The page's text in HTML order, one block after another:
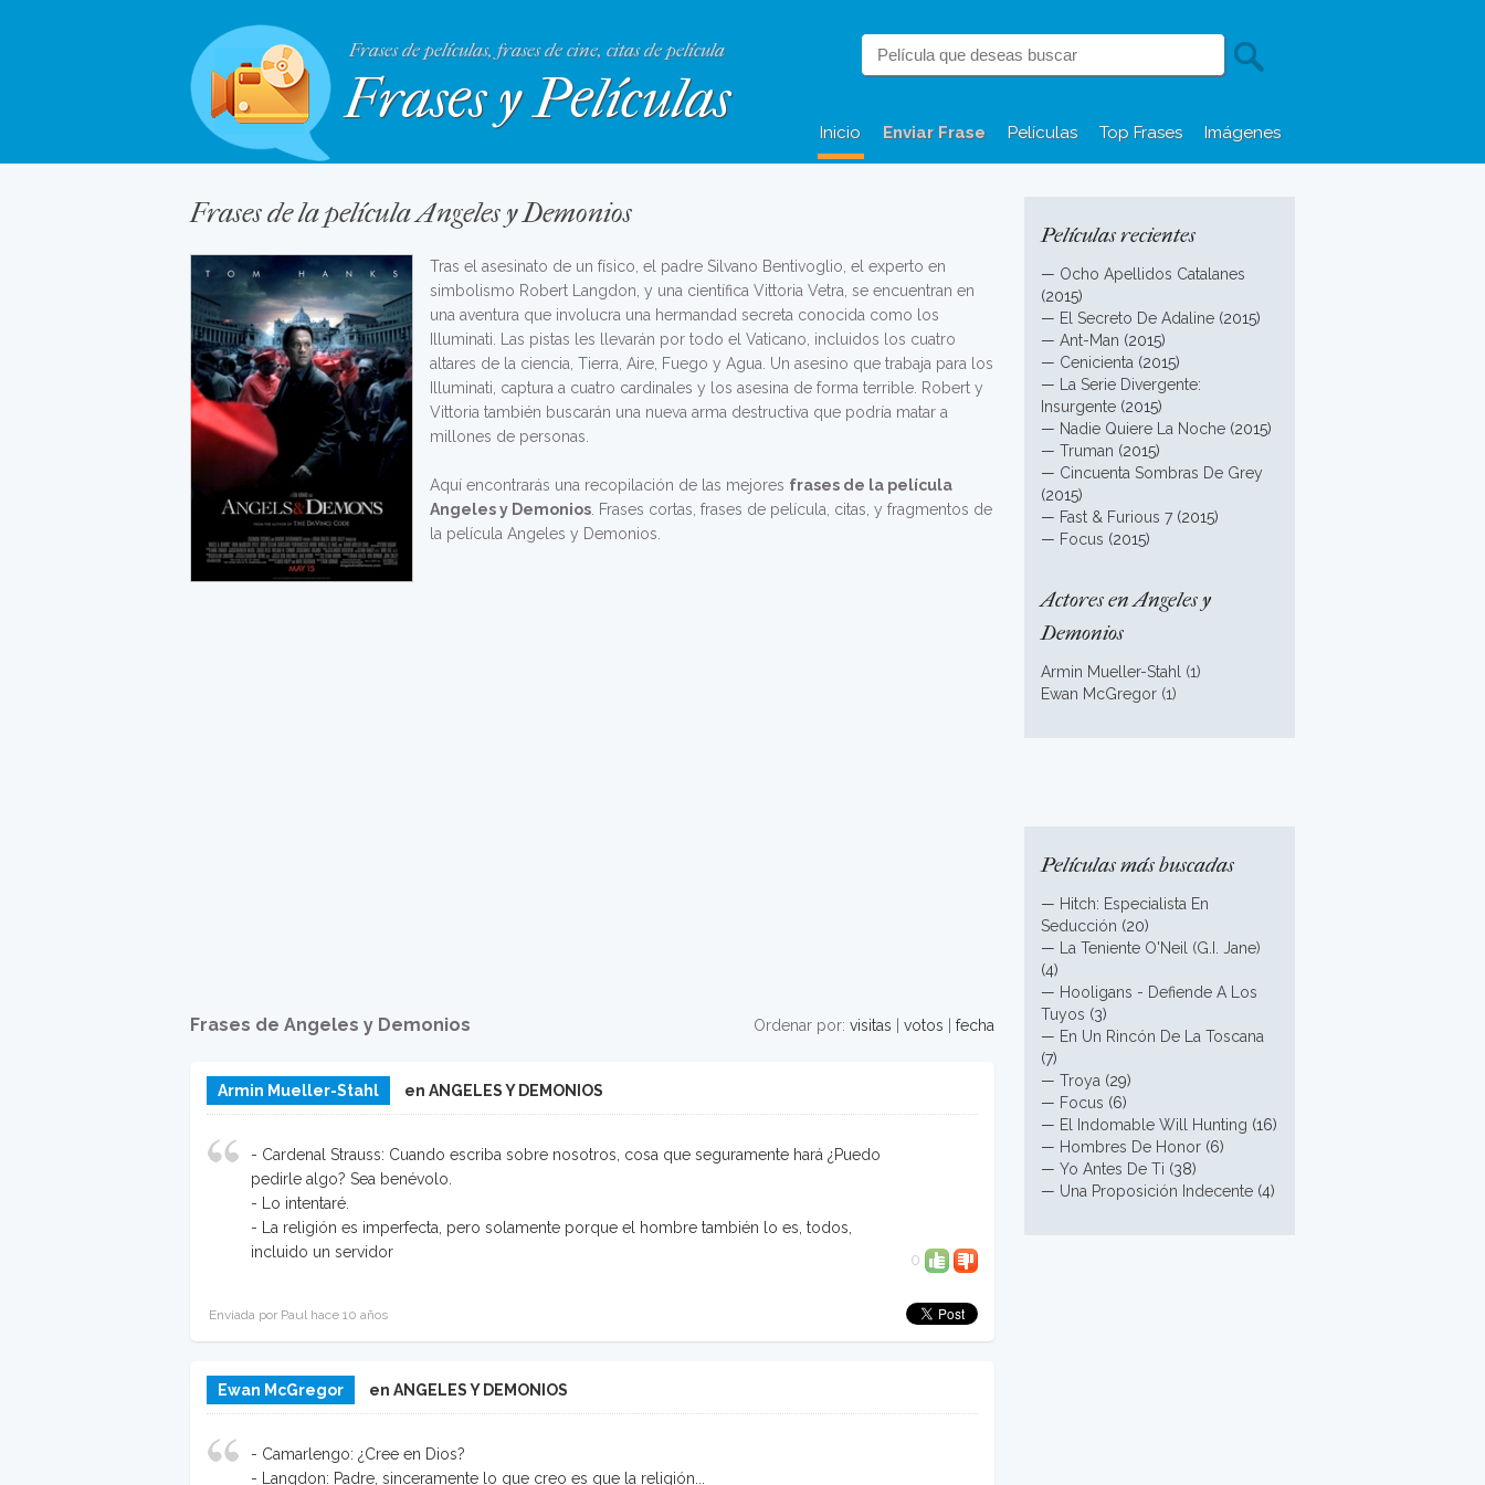
Frases de películas, frases de cine, citas de película
Frases y Películas
Inicio Enviar Frase Películas Top Frases Imágenes
Frases de la película Angeles y Demonios
Tras el asesinato de un físico, el padre Silvano Bentivoglio, el experto en
simbolismo Robert Langdon, y una científica Vittoria Vetra, se encuentran en
una aventura que involucra una hermandad secreta conocida como los
Illuminati. Las pistas les llevarán por todo el Vaticano, incluidos los cuatro
altares de la ciencia, Tierra, Aire, Fuego y Agua. Un asesino que trabaja para los
Illuminati, captura a cuatro cardinales y los asesina de forma terrible. Robert y
Vittoria también buscarán una nueva arma destructiva que podría matar a
millones de personas.
Aquí encontrarás una recopilación de las mejores frases de la película
Angeles y Demonios . Frases cortas, frases de película, citas, y fragmentos de
la película Angeles y Demonios.
Ordenar por: visitas votos fecha
Frases de Angeles y Demonios
Armin Mueller-Stahl en ANGELES Y DEMONIOS
- Cardenal Strauss: Cuando escriba sobre nosotros, cosa que seguramente hará ¿Puedo
pedirle algo? Sea benévolo.
- Lo intentaré.
- La religión es imperfecta, pero solamente porque el hombre también lo es, todos,
incluido un servidor
0
Enviada por Paul hace 10 años
Ewan McGregor en ANGELES Y DEMONIOS
- Camarlengo: ¿Cree en Dios?
- Langdon: Padre, sinceramente lo que creo es que la religión...
Películas recientes
— Ocho Apellidos Catalanes
(2015)
— El Secreto De Adaline (2015)
— Ant-Man (2015)
— Cenicienta (2015)
—
La Serie Divergente:
Insurgente (2015)
— Nadie Quiere La Noche (2015)
— Truman (2015)
— Cincuenta Sombras De Grey
(2015)
— Fast & Furious 7 (2015)
— Focus (2015)
Actores en Angeles y
Demonios
Armin Mueller-Stahl (1)
Ewan McGregor (1)
Películas más buscadas
— Hitch: Especialista En
Seducción (20)
—
La Teniente O'Neil (G.I. Jane)
(4)
— Hooligans - Defiende A Los
Tuyos (3)
— En Un Rincón De La Toscana
(7)
— Troya (29)
— Focus (6)
— El Indomable Will Hunting (16)
— Hombres De Honor (6)
— Yo Antes De Ti (38)
— Una Proposición Indecente (4)